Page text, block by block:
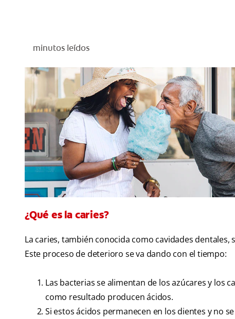
minutos leídos
¿Qué es la caries?
La caries, también conocida como cavidades
Este proceso de deterioro se va dando con el tiempo:
Las bacterias se alimentan de los azúcares y los
como resultado producen ácidos.
Si estos ácidos permanecen en los dientes y no